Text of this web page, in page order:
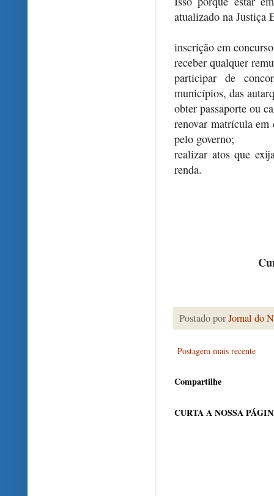
atualizado na Justiça
inscrição em
receber qualquer
participar de
municípios, das
obter passaporte ou
renovar matrícula em
pelo governo;
realizar atos que
renda.
Postado porJornal do
Postagem mais recente
Compartilhe
CURTA A NOSSA